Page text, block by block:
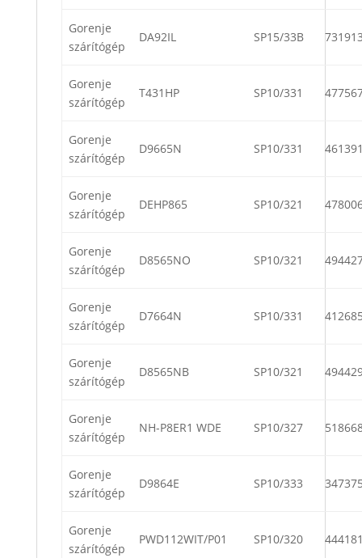
Gorenje
szárítógép
DA92IL SP15/33B
Gorenje
szárítógép
T431HP SP10/331
Gorenje
szárítógép
D9665N SP10/331
Gorenje
szárítógép
DEHP865 SP10/321
Gorenje
szárítógép
D8565NO SP10/321
Gorenje
szárítógép
D7664N SP10/331
Gorenje
szárítógép
D8565NB SP10/321
Gorenje
szárítógép
NH-P8ER1 WDE SP10/327
Gorenje
szárítógép
D9864E SP10/333
Gorenje
szárítógép
PWD112WIT/P01 SP10/320